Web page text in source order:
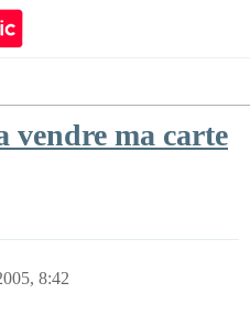
vendre ma carte
8:42